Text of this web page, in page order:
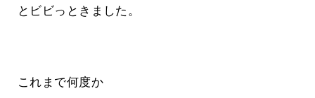
とビビっときました。
これまで何度か